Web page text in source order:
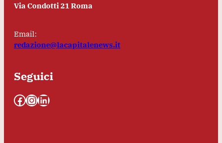
Via Condotti 21 Roma
Email:
redazione@lacapitalenews.it
Seguici
Facebook InstagramLinkedIn